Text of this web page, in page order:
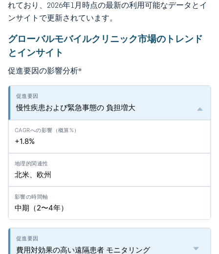
れており、2026年1月時点の最新の利用可能なデータとイ
ンサイトで更新されています。
グローバルモバイルクリニック市場のトレンド
とインサイト
促進要因の影響分析*
慢性疾患および緊急事態の 負担増大
+1.8%
北米、欧州
中期（2〜4年）
費用対効果の高い遠隔患者 モニタリング